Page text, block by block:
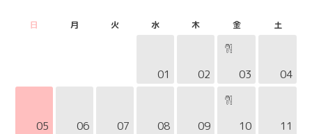
日 月 火 水 木 金 土
01 02 03 04
05 06 07 08 09 10 11